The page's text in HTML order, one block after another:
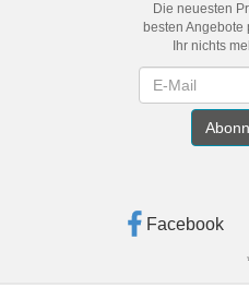
Die neuesten
besten Angebote
Ihr nichts
Facebook